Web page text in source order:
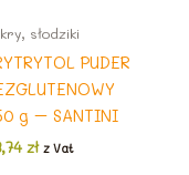
słodziki
PUDER
g – SANTINI
zł z Vat